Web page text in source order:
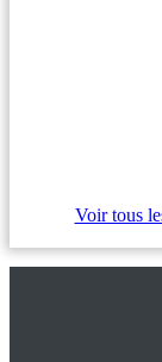
Voir tous